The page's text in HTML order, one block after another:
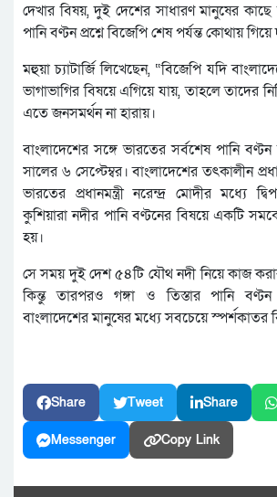
দেখার বিষয়, দুই দেশের সাধারণ মানুষের
পানি বণ্টন প্রশ্নে বিজেপি শেষ পর্যন্ত কোথায় গিয়ে
মহুয়া চ্যাটার্জি লিখেছেন, “বিজেপি যদি
ভাগাভাগির বিষয়ে এগিয়ে যায়, তাহলে তাদের
এতে জনসমর্থন না হারায়।
বাংলাদেশের সঙ্গে ভারতের সর্বশেষ পানি
সালের ৬ সেপ্টেম্বর। বাংলাদেশের তৎকালীন
ভারতের প্রধানমন্ত্রী নরেন্দ্র মোদীর মধ্যে
কুশিয়ারা নদীর পানি বণ্টনের বিষয়ে একটি
হয়।
সে সময় দুই দেশ ৫৪টি যৌথ নদী নিয়ে কাজ
কিন্তু তারপরও গঙ্গা ও তিস্তার পানি
বাংলাদেশের মানুষের মধ্যে সবচেয়ে স্পর্শকাতর
Share Tweet Share
Messenger Copy Link